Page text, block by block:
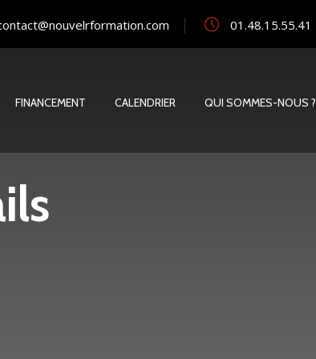
01.48.15.55.41
FINANCEMENT CALENDRIER QUI SOMMES-NOUS ?